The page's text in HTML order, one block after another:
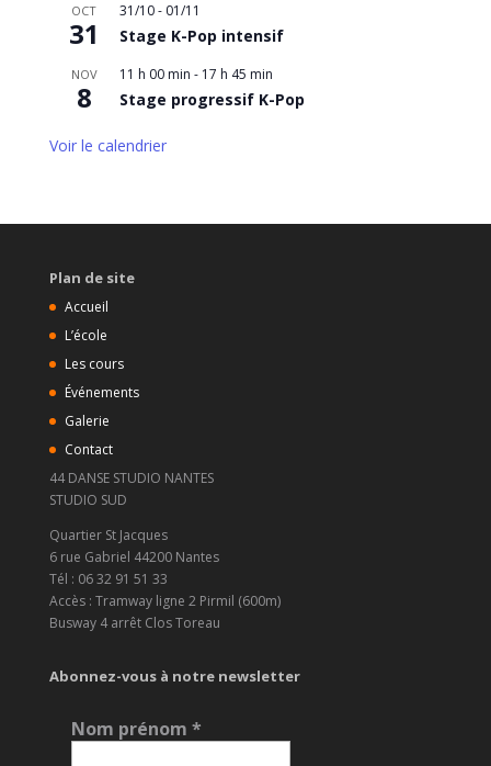
OCT
31
31/10- 01/11
Stage K-Pop intensif
NOV
8
11 h 00 min - 17 h 45 min
Stage progressif K-Pop
Voir le calendrier
Plan de site
Accueil
L’école
Les cours
Événements
Galerie
Contact
44 DANSE STUDIO NANTES
STUDIO SUD
Quartier St Jacques
6 rue Gabriel 44200 Nantes
Tél : 06 32 91 51 33
Accès : Tramway ligne 2 Pirmil (600m)
Busway 4 arrêt Clos Toreau
Abonnez-vous à notre newsletter
Nom prénom *